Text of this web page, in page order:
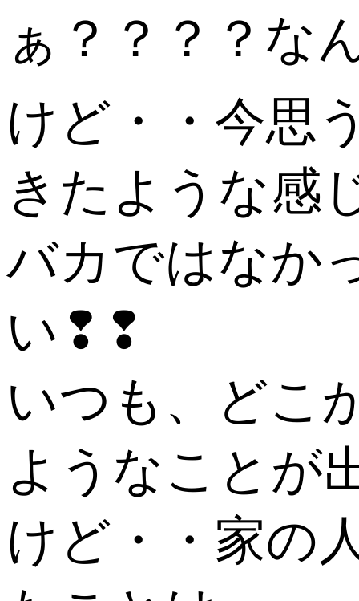
ぁ？？？？な
けど・・今思
きたような感
バカではなか
い❢❢
いつも、どこ
ようなことが
けど・・家の